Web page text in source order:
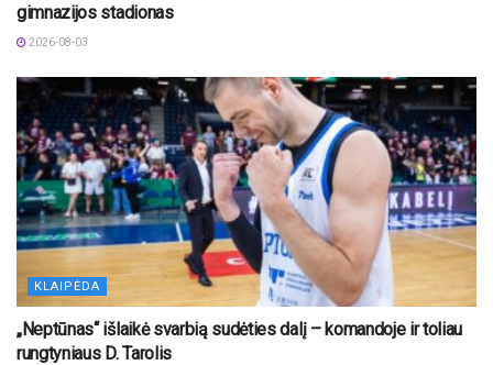
gimnazijos stadionas
2026-08-03
KLAIPĖDA
„Neptūnas“ išlaikė svarbią sudėties dalį – komandoje ir toliau
rungtyniaus D. Tarolis